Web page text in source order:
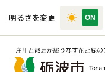
明るさを変更